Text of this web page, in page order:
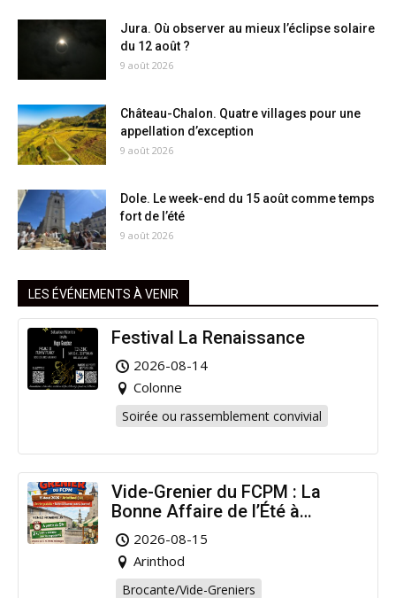
Jura. Où observer au mieux l’éclipse solaire
du 12 août ?
9 août 2026
Château-Chalon. Quatre villages pour une
appellation d’exception
9 août 2026
Dole. Le week-end du 15 août comme temps
fort de l’été
9 août 2026
LES ÉVÉNEMENTS À VENIR
Festival La Renaissance
2026-08-14
Colonne
Soirée ou rassemblement convivial
Vide-Grenier du FCPM : La
Bonne Affaire de l’Été à
Arinthod !
2026-08-15
Arinthod
Brocante/Vide-Greniers